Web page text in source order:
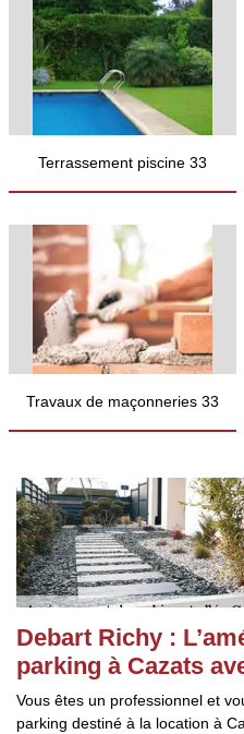
Terrassement piscine 33
Travaux de maçonneries 33
Debart Richy :
parking à Cazats
Vous êtes un professionnel et
parking destiné à la location à